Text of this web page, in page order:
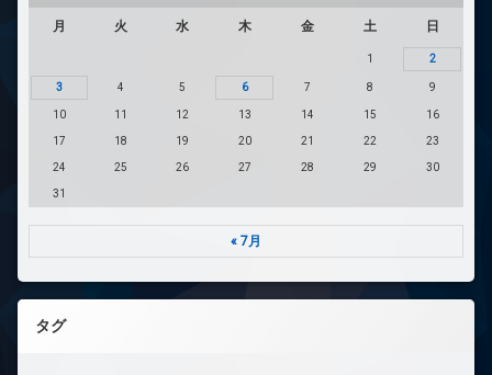
月 火 水 木 金 土 日
1 2
3 4 5 6 7 8 9
10 11 12 13 14 15 16
17 18 19 20 21 22 23
24 25 26 27 28 29 30
31
« 7月
タグ